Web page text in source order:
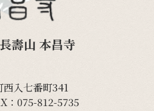
壽山 本昌寺
入七番町341
：075-812-5735